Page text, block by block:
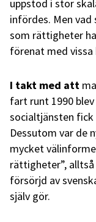
uppstod i stor
infördes. Men
som rättigheter
förenat med vissa
I takt med att
fart runt 1990
socialtjänsten
Dessutom var de
mycket
rättigheter”,
försörjd av
själv gör.